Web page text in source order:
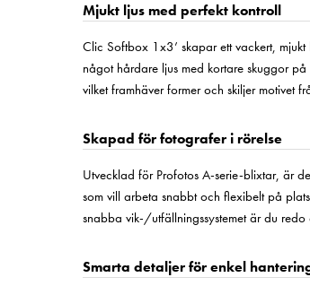
Mjukt ljus med perfekt kontroll
Clic Softbox 1x3’ skapar ett vackert,
något hårdare ljus med kortare skuggor
vilket framhäver former och skiljer motivet
Skapad för fotografer i rörelse
Utvecklad för Profotos A-serie-blixtar, är
som vill arbeta snabbt och flexibelt på
snabba vik-/utfällningssystemet är du
Smarta detaljer för enkel